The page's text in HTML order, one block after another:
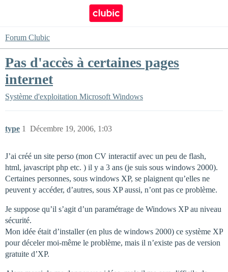
Forum Clubic
Pas d'accès à certaines pages
internet
Système d'exploitation Microsoft Windows
type Décembre 19, 2006, 1:03
1
J’ai créé un site perso (mon CV interactif avec un peu de flash,
html, javascript php etc. ) il y a 3 ans (je suis sous windows 2000).
Certaines personnes, sous windows XP, se plaignent qu’elles ne
peuvent y accéder, d’autres, sous XP aussi, n’ont pas ce problème.
Je suppose qu’il s’agit d’un paramétrage de Windows XP au niveau
sécurité.
Mon idée était d’installer (en plus de windows 2000) ce système XP
pour déceler moi-même le problème, mais il n’existe pas de version
gratuite d’XP.